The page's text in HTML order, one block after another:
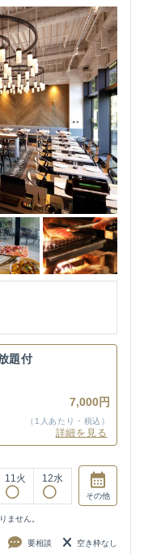
題付
7,000円
（1人あたり・税込）
詳細を見る
11 火 12水
その他
ません。
要相談 空き枠なし